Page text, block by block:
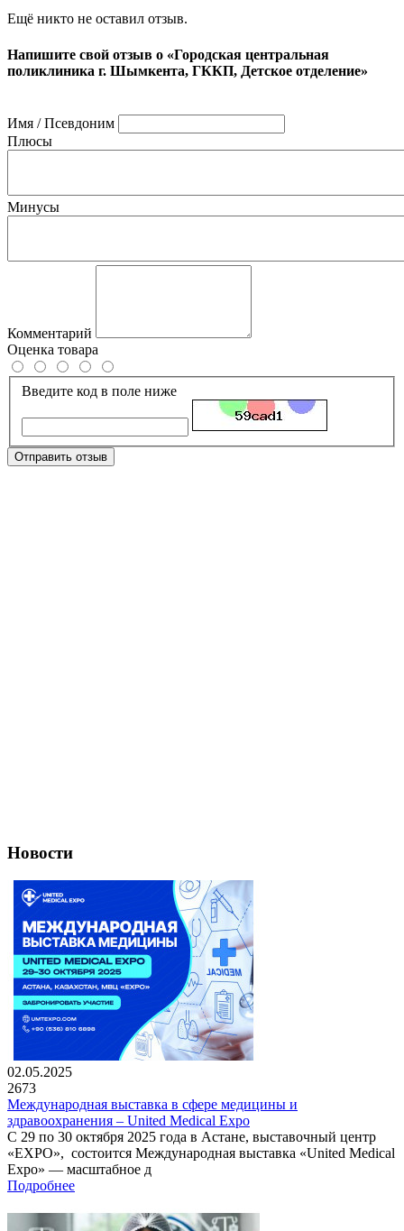
Ещё никто не оставил отзыв.
Напишите свой отзыв о «Городская центральная
поликлиника г. Шымкента, ГККП, Детское отделение»
Имя / Псевдоним
Плюсы
Минусы
Комментарий
Оценка товара
Введите код в поле ниже
Отправить отзыв
Новости
02.05.2025
2673
Международная выставка в сфере медицины и
здравоохранения – United Medical Expo
С 29 по 30 октября 2025 года в Астане, выставочный центр
«EXPO», состоится Международная выставка «United Medical
Expo» — масштабное д
Подробнее